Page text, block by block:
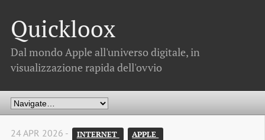
Quickloox
Dal mondo Apple all'universo digitale, in
visualizzazione rapida dell'ovvio
24 APR 2026 - INTERNET APPLE